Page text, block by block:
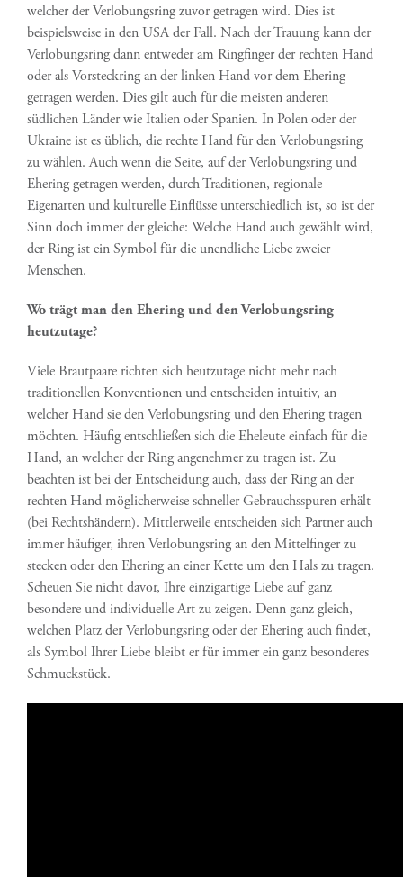
welcher der Verlobungsring zuvor getragen wird. Dies ist
beispielsweise in den USA der Fall. Nach der Trauung kann der
Verlobungsring dann entweder am Ringfinger der rechten Hand
oder als Vorsteckring an der linken Hand vor dem Ehering
getragen werden. Dies gilt auch für die meisten anderen
südlichen Länder wie Italien oder Spanien. In Polen oder der
Ukraine ist es üblich, die rechte Hand für den Verlobungsring
zu wählen. Auch wenn die Seite, auf der Verlobungsring und
Ehering getragen werden, durch Traditionen, regionale
Eigenarten und kulturelle Einflüsse unterschiedlich ist, so ist der
Sinn doch immer der gleiche: Welche Hand auch gewählt wird,
der Ring ist ein Symbol für die unendliche Liebe zweier
Menschen.
Wo trägt man den Ehering und den Verlobungsring
heutzutage?
Viele Brautpaare richten sich heutzutage nicht mehr nach
traditionellen Konventionen und entscheiden intuitiv, an
welcher Hand sie den Verlobungsring und den Ehering tragen
möchten. Häufig entschließen sich die Eheleute einfach für die
Hand, an welcher der Ring angenehmer zu tragen ist. Zu
beachten ist bei der Entscheidung auch, dass der Ring an der
rechten Hand möglicherweise schneller Gebrauchsspuren erhält
(bei Rechtshändern). Mittlerweile entscheiden sich Partner auch
immer häufiger, ihren Verlobungsring an den Mittelfinger zu
stecken oder den Ehering an einer Kette um den Hals zu tragen.
Scheuen Sie nicht davor, Ihre einzigartige Liebe auf ganz
besondere und individuelle Art zu zeigen. Denn ganz gleich,
welchen Platz der Verlobungsring oder der Ehering auch findet,
als Symbol Ihrer Liebe bleibt er für immer ein ganz besonderes
Schmuckstück.